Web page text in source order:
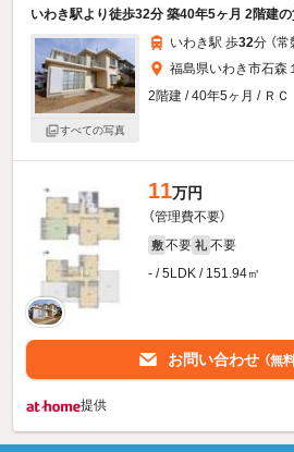
いわき駅より徒歩32分 築40年5ヶ月 2階建
すべての写真
いわき駅 歩32分 （
福島県いわき市石森
2階建 / 40年5ヶ月 / ＲＣ
11万円
（管理費不要）
敷 不要 礼 不要
- / 5LDK / 151.94㎡
お問い合わせ （無料
提供